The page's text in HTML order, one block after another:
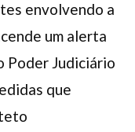
envolvendo a
um alerta
Poder Judiciário
que